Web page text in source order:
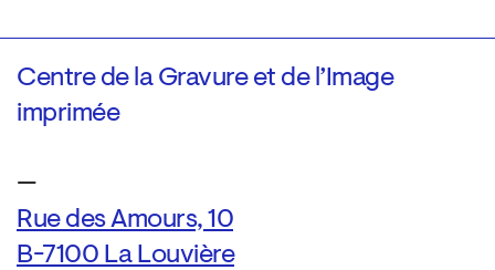
Centre de la Gravure et de l’Image
imprimée
—
Rue des Amours, 10
B-7100 La Louvière